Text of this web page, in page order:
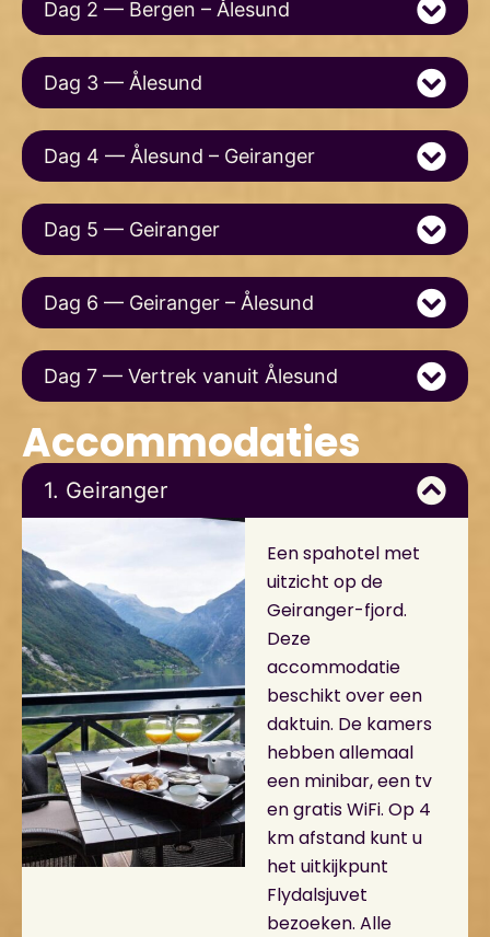
Dag 2 — Bergen – Ålesund
Dag 3 — Ålesund
Dag 4 — Ålesund – Geiranger
Dag 5 — Geiranger
Dag 6 — Geiranger – Ålesund
Dag 7 — Vertrek vanuit Ålesund
Accommodaties
1. Geiranger
Een spahotel met
uitzicht op de
Geiranger-fjord.
Deze
accommodatie
beschikt over een
daktuin. De kamers
hebben allemaal
een minibar, een tv
en gratis WiFi. Op 4
km afstand kunt u
het uitkijkpunt
Flydalsjuvet
bezoeken. Alle